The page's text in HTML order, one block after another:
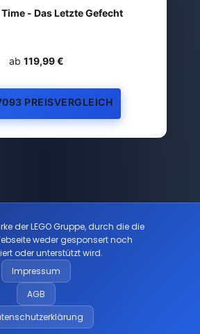
- Das Letzte Gefecht
ab 119,99 €
PREISVERGLEICH
der LEGO Gruppe, durch die die
weder gesponsert noch
oder unterstützt wird.
Impressum
AGB